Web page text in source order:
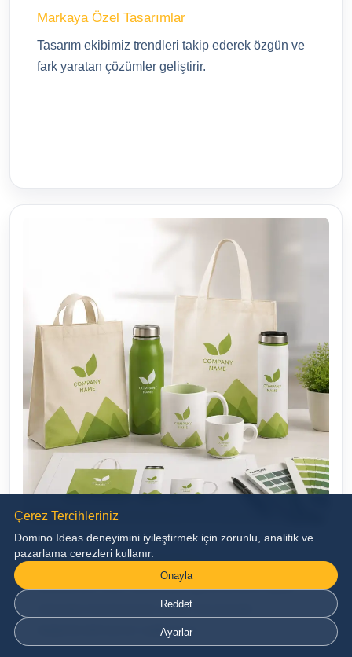
Markaya Özel Tasarımlar
Tasarım ekibimiz trendleri takip ederek özgün ve
fark yaratan çözümler geliştirir.
Üretim Öncesi Görsel Onay
Markanızın ürün üzerindeki görünümünü dijital
ortamda hazırlayarak üretim öncesinde
değerlendirmenizi sağlıyoruz.
Çerez Tercihleriniz
Domino Ideas deneyimini iyileştirmek için zorunlu, analitik ve
pazarlama cerezleri kullanır.
Onayla
Reddet
Ayarlar